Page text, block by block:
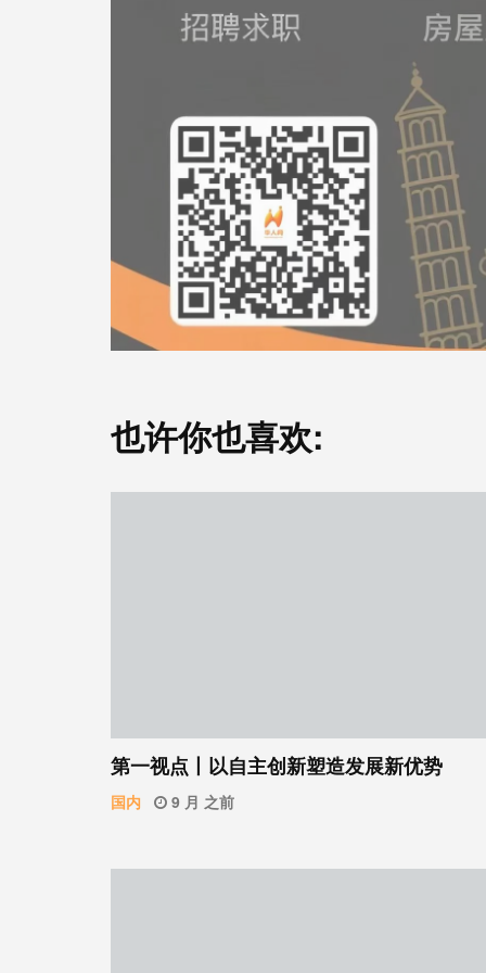
也许你也喜欢:
第一视点丨以自主创新塑造发展新优势
国内 9 月 之前